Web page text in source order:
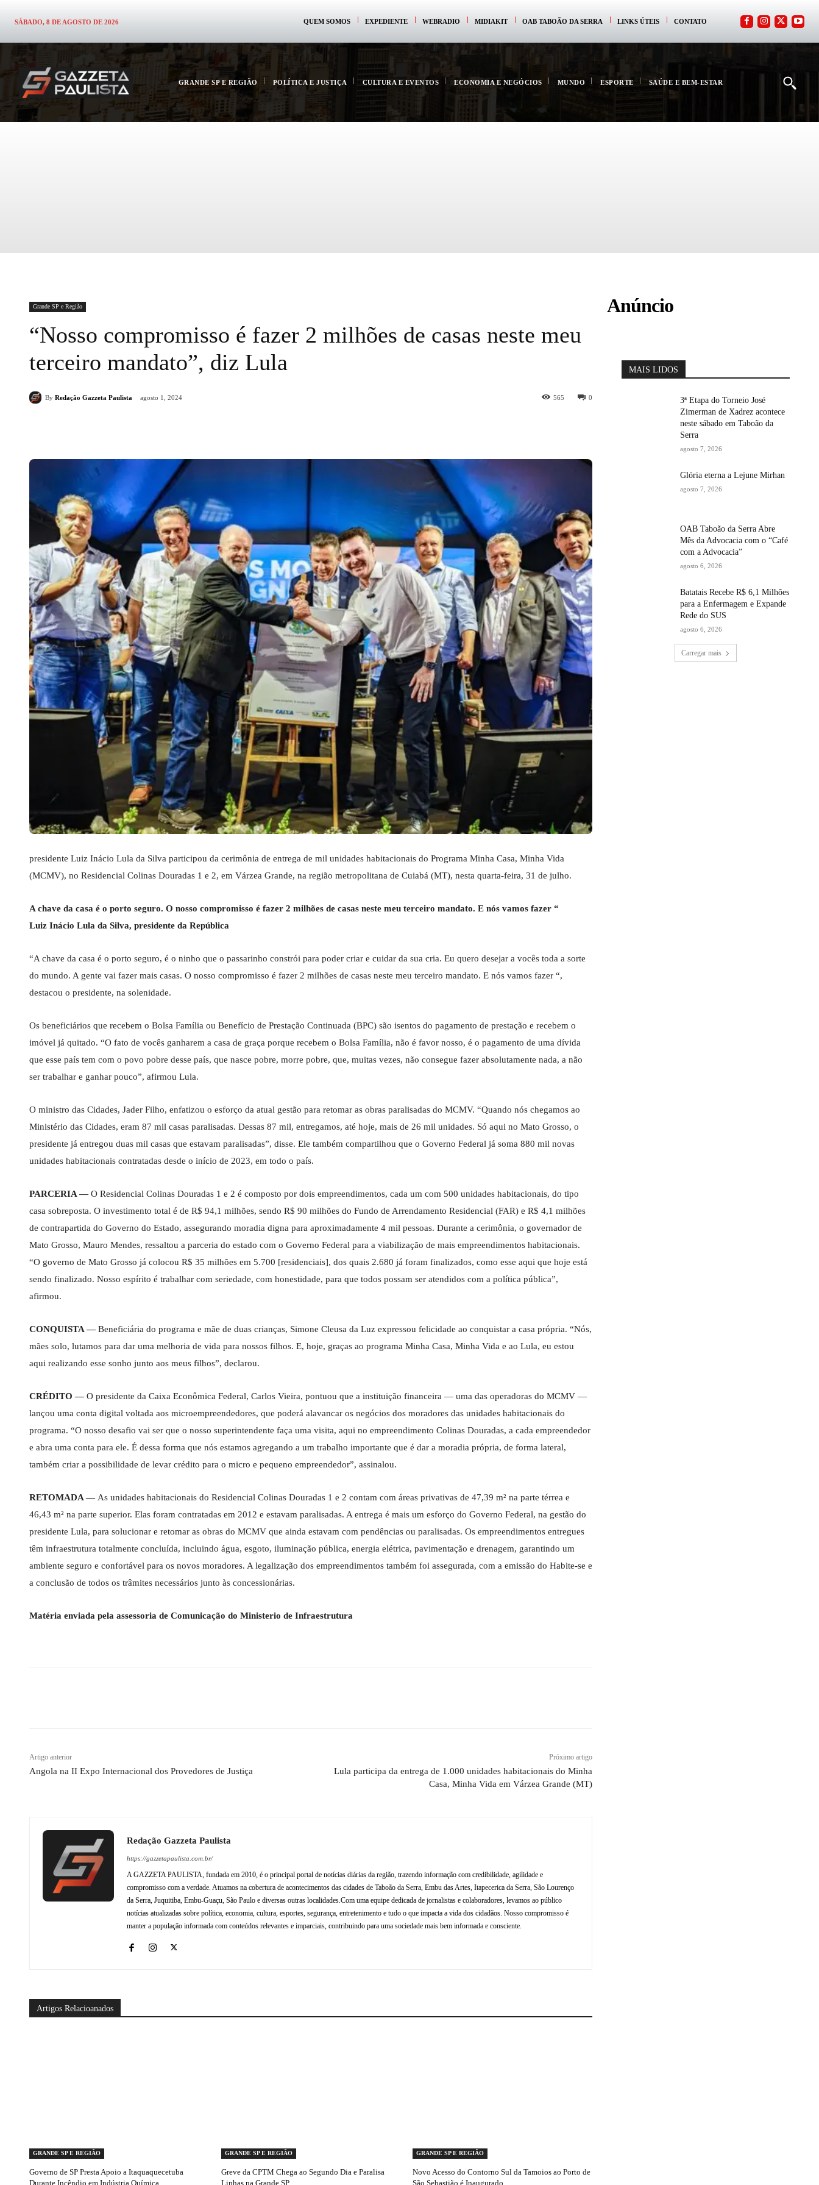
SÁBADO, 8 DE AGOSTO DE 2026 QUEM SOMOS EXPEDIENTE WEBRADIO MIDIAKIT OAB TABOÃO DA SERRA LINKS ÚTEIS CONTATO
GRANDE SP E REGIÃO POLÍTICA E JUSTIÇA CULTURA E EVENTOS ECONOMIA E NEGÓCIOS MUNDO ESPORTE SAÚDE E BEM-ESTAR
Grande SP e Região
“Nosso compromisso é fazer 2 milhões de casas neste meu
terceiro mandato”, diz Lula
By Redação Gazzeta Paulista agosto 1, 2024 0
565
presidente Luiz Inácio Lula da Silva participou da cerimônia de entrega de mil unidades habitacionais do Programa Minha Casa, Minha Vida
(MCMV), no Residencial Colinas Douradas 1 e 2, em Várzea Grande, na região metropolitana de Cuiabá (MT), nesta quarta-feira, 31 de julho.
A chave da casa é o porto seguro. O nosso compromisso é fazer 2 milhões de casas neste meu terceiro mandato. E nós vamos fazer “
Luiz Inácio Lula da Silva, presidente da República
“A chave da casa é o porto seguro, é o ninho que o passarinho constrói para poder criar e cuidar da sua cria. Eu quero desejar a vocês toda a sorte
do mundo. A gente vai fazer mais casas. O nosso compromisso é fazer 2 milhões de casas neste meu terceiro mandato. E nós vamos fazer “,
destacou o presidente, na solenidade.
Os beneficiários que recebem o Bolsa Família ou Benefício de Prestação Continuada (BPC) são isentos do pagamento de prestação e recebem o
imóvel já quitado. “O fato de vocês ganharem a casa de graça porque recebem o Bolsa Família, não é favor nosso, é o pagamento de uma dívida
que esse país tem com o povo pobre desse país, que nasce pobre, morre pobre, que, muitas vezes, não consegue fazer absolutamente nada, a não
ser trabalhar e ganhar pouco”, afirmou Lula.
O ministro das Cidades, Jader Filho, enfatizou o esforço da atual gestão para retomar as obras paralisadas do MCMV. “Quando nós chegamos ao
Ministério das Cidades, eram 87 mil casas paralisadas. Dessas 87 mil, entregamos, até hoje, mais de 26 mil unidades. Só aqui no Mato Grosso, o
presidente já entregou duas mil casas que estavam paralisadas”, disse. Ele também compartilhou que o Governo Federal já soma 880 mil novas
unidades habitacionais contratadas desde o início de 2023, em todo o país.
PARCERIA —O Residencial Colinas Douradas 1 e 2 é composto por dois empreendimentos, cada um com 500 unidades habitacionais, do tipo
casa sobreposta. O investimento total é de R$ 94,1 milhões, sendo R$ 90 milhões do Fundo de Arrendamento Residencial (FAR) e R$ 4,1 milhões
de contrapartida do Governo do Estado, assegurando moradia digna para aproximadamente 4 mil pessoas. Durante a cerimônia, o governador de
Mato Grosso, Mauro Mendes, ressaltou a parceria do estado com o Governo Federal para a viabilização de mais empreendimentos habitacionais.
“O governo de Mato Grosso já colocou R$ 35 milhões em 5.700 [residenciais], dos quais 2.680 já foram finalizados, como esse aqui que hoje está
sendo finalizado. Nosso espírito é trabalhar com seriedade, com honestidade, para que todos possam ser atendidos com a política pública”,
afirmou.
CONQUISTA —Beneficiária do programa e mãe de duas crianças, Simone Cleusa da Luz expressou felicidade ao conquistar a casa própria. “Nós,
mães solo, lutamos para dar uma melhoria de vida para nossos filhos. E, hoje, graças ao programa Minha Casa, Minha Vida e ao Lula, eu estou
aqui realizando esse sonho junto aos meus filhos”, declarou.
CRÉDITO —O presidente da Caixa Econômica Federal, Carlos Vieira, pontuou que a instituição financeira — uma das operadoras do MCMV —
lançou uma conta digital voltada aos microempreendedores, que poderá alavancar os negócios dos moradores das unidades habitacionais do
programa. “O nosso desafio vai ser que o nosso superintendente faça uma visita, aqui no empreendimento Colinas Douradas, a cada empreendedor
e abra uma conta para ele. É dessa forma que nós estamos agregando a um trabalho importante que é dar a moradia própria, de forma lateral,
também criar a possibilidade de levar crédito para o micro e pequeno empreendedor”, assinalou.
RETOMADA —As unidades habitacionais do Residencial Colinas Douradas 1 e 2 contam com áreas privativas de 47,39 m² na parte térrea e
46,43 m² na parte superior. Elas foram contratadas em 2012 e estavam paralisadas. A entrega é mais um esforço do Governo Federal, na gestão do
presidente Lula, para solucionar e retomar as obras do MCMV que ainda estavam com pendências ou paralisadas. Os empreendimentos entregues
têm infraestrutura totalmente concluída, incluindo água, esgoto, iluminação pública, energia elétrica, pavimentação e drenagem, garantindo um
ambiente seguro e confortável para os novos moradores. A legalização dos empreendimentos também foi assegurada, com a emissão do Habite-se e
a conclusão de todos os trâmites necessários junto às concessionárias.
Matéria enviada pela assessoria de Comunicação do Ministerio de Infraestrutura
Artigo anterior
Angola na II Expo Internacional dos Provedores de Justiça
Próximo artigo
Lula participa da entrega de 1.000 unidades habitacionais do Minha
Casa, Minha Vida em Várzea Grande (MT)
Redação Gazzeta Paulista
https://gazzetapaulista.com.br/
A GAZZETA PAULISTA, fundada em 2010, é o principal portal de notícias diárias da região, trazendo informação com credibilidade, agilidade e
compromisso com a verdade. Atuamos na cobertura de acontecimentos das cidades de Taboão da Serra, Embu das Artes, Itapecerica da Serra, São Lourenço
da Serra, Juquitiba, Embu-Guaçu, São Paulo e diversas outras localidades.Com uma equipe dedicada de jornalistas e colaboradores, levamos ao público
notícias atualizadas sobre política, economia, cultura, esportes, segurança, entretenimento e tudo o que impacta a vida dos cidadãos. Nosso compromisso é
manter a população informada com conteúdos relevantes e imparciais, contribuindo para uma sociedade mais bem informada e consciente.
Artigos Relacioanados
GRANDE SP E REGIÃO
Governo de SP Presta Apoio a Itaquaquecetuba
Durante Incêndio em Indústria Química
GRANDE SP E REGIÃO
Greve da CPTM Chega ao Segundo Dia e Paralisa
Linhas na Grande SP
GRANDE SP E REGIÃO
Novo Acesso do Contorno Sul da Tamoios ao Porto de
São Sebastião é Inaugurado
Anúncio
MAIS LIDOS
3ª Etapa do Torneio José
Zimerman de Xadrez acontece
neste sábado em Taboão da
Serra
agosto 7, 2026
Glória eterna a Lejune Mirhan
agosto 7, 2026
OAB Taboão da Serra Abre
Mês da Advocacia com o “Café
com a Advocacia”
agosto 6, 2026
Batatais Recebe R$ 6,1 Milhões
para a Enfermagem e Expande
Rede do SUS
agosto 6, 2026
Carregar mais